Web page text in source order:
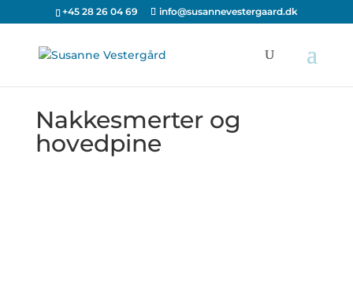
+45 28 26 04 69 info@susannevestergaard.dk
Nakkesmerter og
hovedpine